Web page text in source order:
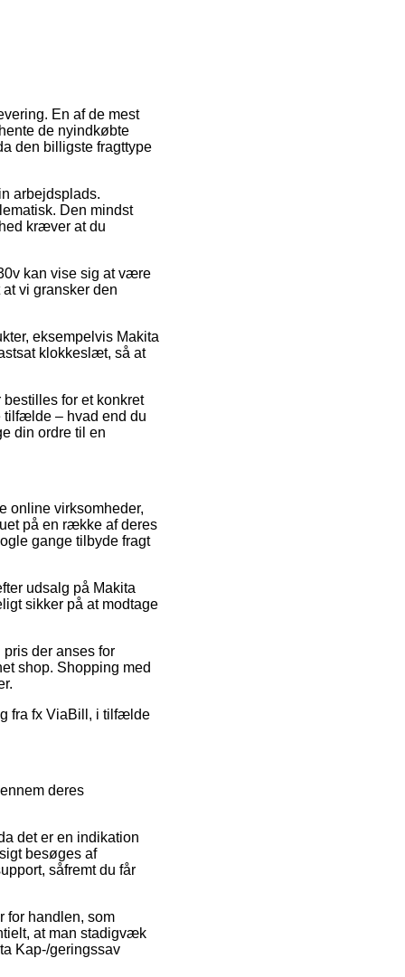
En af de mest
de nyindkøbte
den billigste fragttype
arbejdsplads.
Den mindst
kræver at du
kan vise sig at være
vi gransker den
eksempelvis Makita
klokkeslæt, så at
for et konkret
tilfælde – hvad end du
din ordre til en
online virksomheder,
på en række af deres
gange tilbyde fragt
udsalg på Makita
sikker på at modtage
der anses for
shop. Shopping med
fra fx ViaBill, i tilfælde
deres
det er en indikation
besøges af
såfremt du får
for handlen, som
at man stadigvæk
Kap-/geringssav